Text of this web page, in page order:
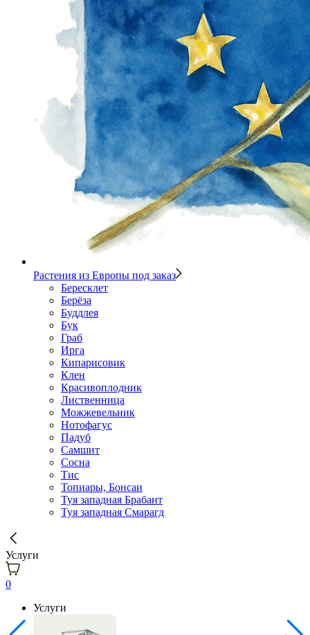
Растения из Европы под заказ
Бересклет
Берёза
Буддлея
Бук
Граб
Ирга
Кипарисовик
Клен
Красивоплодник
Лиственница
Можжевельник
Нотофагус
Падуб
Самшит
Сосна
Тис
Топиары, Бонсаи
Туя западная Брабант
Туя западная Смарагд
Услуги
0
Услуги